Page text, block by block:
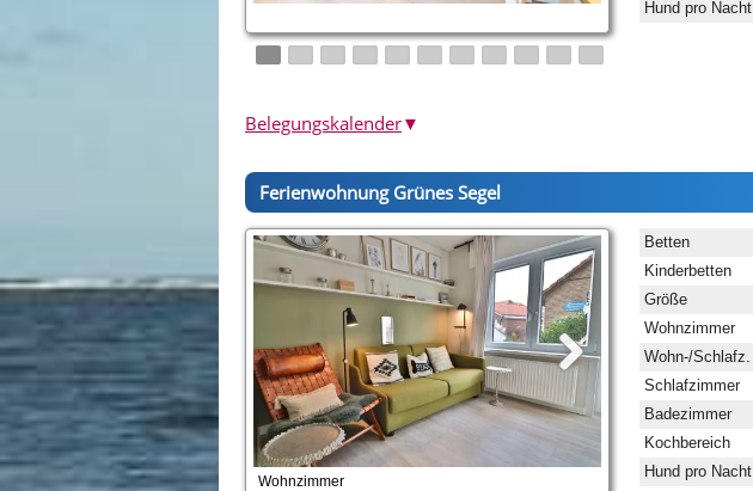
Hund pro Nacht
Belegungskalender▼
Ferienwohnung Grünes Segel
Wohnzimmer
Betten
Kinderbetten
Größe
Wohnzimmer
Wohn-/Schlafz.
Schlafzimmer
Badezimmer
Kochbereich
Hund pro Nacht